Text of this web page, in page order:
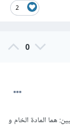
2
0
هما المادة الخام و